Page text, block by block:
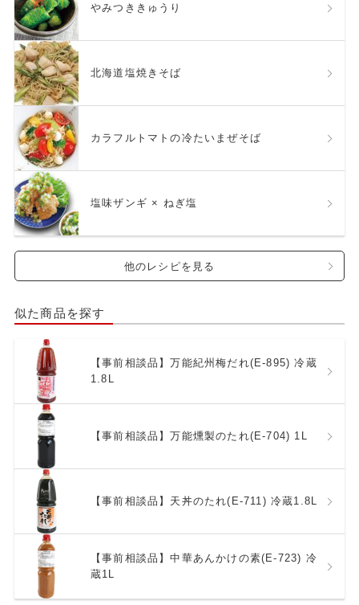
やみつききゅうり
北海道塩焼きそば
カラフルトマトの冷たいまぜそば
塩味ザンギ × ねぎ塩
他のレシピを見る
似た商品を探す
【事前相談品】万能紀州梅だれ(E-895) 冷蔵
1.8L
【事前相談品】万能燻製のたれ(E-704) 1L
【事前相談品】天丼のたれ(E-711) 冷蔵1.8L
【事前相談品】中華あんかけの素(E-723) 冷
蔵1L